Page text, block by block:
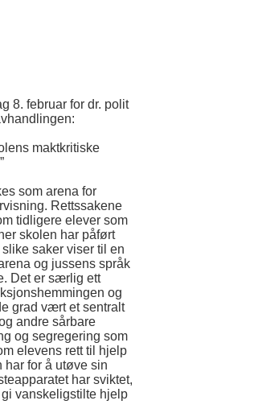
8. februar for dr. polit
maktkritiske
som arena for
Rettssakene
tidligere elever som
skolen har påført
saker viser til en
og jussens språk
Det er særlig ett
og
grad vært et sentralt
andre sårbare
og segregering som
elevens rett til hjelp
har for å utøve sin
har sviktet,
vanskeligstilte hjelp